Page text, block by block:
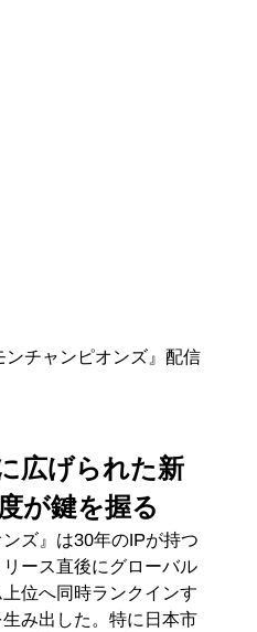
チャンピオンズ』配信
広げられた新
が鍵を握る
ズ』は30年のIPが持つ
ース直後にグローバル
位へ同時ランクインす
み出した。特に日本市